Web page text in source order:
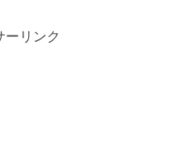
ーリンク